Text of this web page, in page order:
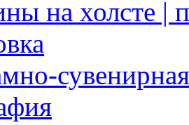
на холсте |